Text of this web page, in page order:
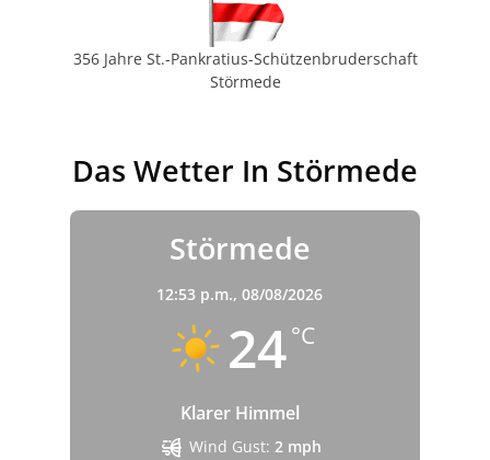
356 Jahre St.-Pankratius-Schützenbruderschaft
Störmede
Das Wetter In Störmede
Störmede
12:53 p.m., 08/08/2026
24°C
Klarer Himmel
Wind Gust: 2 mph